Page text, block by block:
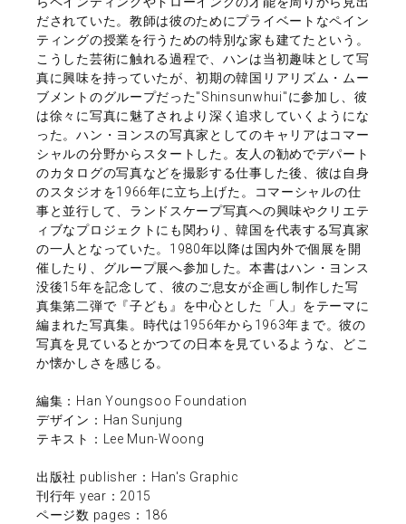
だされていた。教師は彼のためにプライベートなペイン
ティングの授業を行うための特別な家も建てたという。
こうした芸術に触れる過程で、ハンは当初趣味として写
真に興味を持っていたが、初期の韓国リアリズム・ムー
ブメントのグループだった"Shinsunwhui"に参加し、彼
は徐々に写真に魅了されより深く追求していくようにな
った。ハン・ヨンスの写真家としてのキャリアはコマー
シャルの分野からスタートした。友人の勧めでデパート
のカタログの写真などを撮影する仕事した後、彼は自身
のスタジオを1966年に立ち上げた。コマーシャルの仕
事と並行して、ランドスケープ写真への興味やクリエテ
ィブなプロジェクトにも関わり、韓国を代表する写真家
の一人となっていた。1980年以降は国内外で個展を開
催したり、グループ展へ参加した。本書はハン・ヨンス
没後15年を記念して、彼のご息女が企画し制作した写
真集第二弾で『子ども』を中心とした「人」をテーマに
編まれた写真集。時代は1956年から1963年まで。彼の
写真を見ているとかつての日本を見ているような、どこ
か懐かしさを感じる。
編集：Han Youngsoo Foundation
デザイン：Han Sunjung
テキスト：Lee Mun-Woong
出版社 publisher：Han's Graphic
刊行年 year：2015
ページ数 pages：186